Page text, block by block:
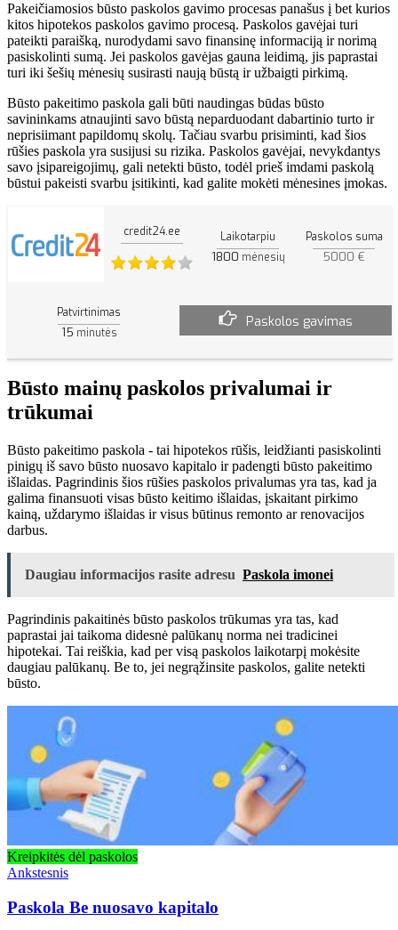
Pakeičiamosios būsto paskolos gavimo procesas panašus į bet kurios
kitos hipotekos paskolos gavimo procesą. Paskolos gavėjai turi
pateikti paraišką, nurodydami savo finansinę informaciją ir norimą
pasiskolinti sumą. Jei paskolos gavėjas gauna leidimą, jis paprastai
turi iki šešių mėnesių susirasti naują būstą ir užbaigti pirkimą.
Būsto pakeitimo paskola gali būti naudingas būdas būsto
savininkams atnaujinti savo būstą neparduodant dabartinio turto ir
neprisiimant papildomų skolų. Tačiau svarbu prisiminti, kad šios
rūšies paskola yra susijusi su rizika. Paskolos gavėjai, nevykdantys
savo įsipareigojimų, gali netekti būsto, todėl prieš imdami paskolą
būstui pakeisti svarbu įsitikinti, kad galite mokėti mėnesines įmokas.
credit24.ee Laikotarpiu
1800 mėnesių
Paskolos suma
5000 €
Patvirtinimas
15 minutės
Paskolos gavimas
Būsto mainų paskolos privalumai ir
trūkumai
Būsto pakeitimo paskola - tai hipotekos rūšis, leidžianti pasiskolinti
pinigų iš savo būsto nuosavo kapitalo ir padengti būsto pakeitimo
išlaidas. Pagrindinis šios rūšies paskolos privalumas yra tas, kad ja
galima finansuoti visas būsto keitimo išlaidas, įskaitant pirkimo
kainą, uždarymo išlaidas ir visus būtinus remonto ar renovacijos
darbus.
Daugiau informacijos rasite adresu Paskola imonei
Pagrindinis pakaitinės būsto paskolos trūkumas yra tas, kad
paprastai jai taikoma didesnė palūkanų norma nei tradicinei
hipotekai. Tai reiškia, kad per visą paskolos laikotarpį mokėsite
daugiau palūkanų. Be to, jei negrąžinsite paskolos, galite netekti
būsto.
Kreipkitės dėl paskolos
Ankstesnis
Paskola Be nuosavo kapitalo